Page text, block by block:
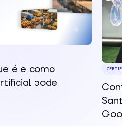
é e como
pode